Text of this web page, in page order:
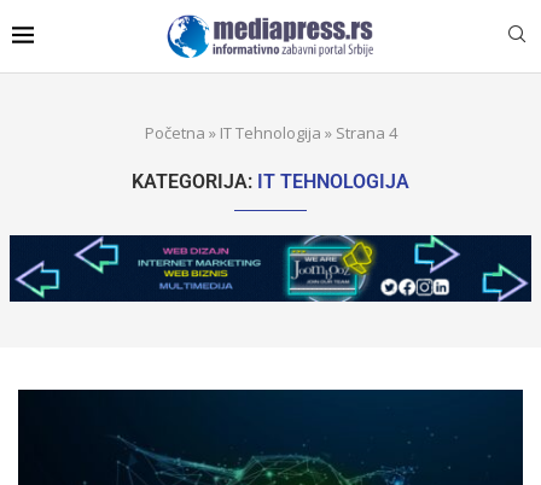
Početna » IT Tehnologija » Strana 4
KATEGORIJA: IT TEHNOLOGIJA